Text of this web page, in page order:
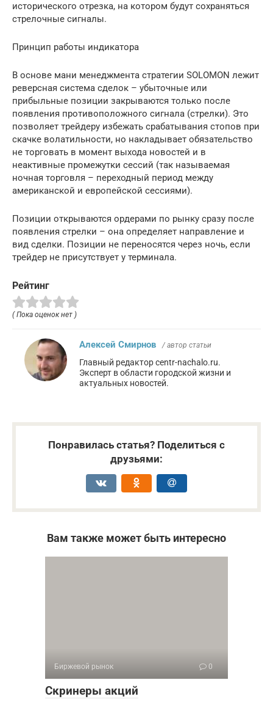
исторического отрезка, на котором будут сохраняться
стрелочные сигналы.
Принцип работы индикатора
В основе мани менеджмента стратегии SOLOMON лежит
реверсная система сделок – убыточные или
прибыльные позиции закрываются только после
появления противоположного сигнала (стрелки). Это
позволяет трейдеру избежать срабатывания стопов при
скачке волатильности, но накладывает обязательство
не торговать в момент выхода новостей и в
неактивные промежутки сессий (так называемая
ночная торговля – переходный период между
американской и европейской сессиями).
Позиции открываются ордерами по рынку сразу после
появления стрелки – она определяет направление и
вид сделки. Позиции не переносятся через ночь, если
трейдер не присутствует у терминала.
Рейтинг
( Пока оценок нет )
Алексей Смирнов / автор статьи
Главный редактор centr-nachalo.ru.
Эксперт в области городской жизни и
актуальных новостей.
Понравилась статья? Поделиться с
друзьями:
Вам также может быть интересно
Биржевой рынок 0
Скринеры акций